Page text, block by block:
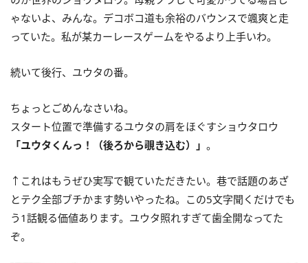
ゃないよ、みんな。デコボコ道も余裕のバウンスで颯爽と走
っていた。私が某カーレースゲームをやるより上手いわ。
続いて後行、ユウタの番。
ちょっとごめんなさいね。
スタート位置で準備するユウタの肩をほぐすショウタロウ
「ユウタくんっ！（後ろから覗き込む）」 。
↑これはもうぜひ実写で観ていただきたい。巷で話題のあざ
とテク全部ブチかます勢いやったね。この5文字聞くだけでも
う1話観る価値あります。ユウタ照れすぎて歯全開なってた
ぞ。